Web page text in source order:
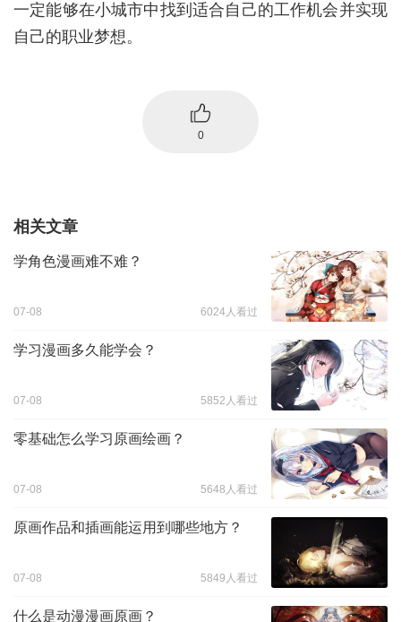
一定能够在小城市中找到适合自己的工作机会并实现
自己的职业梦想。
0
相关文章
学角色漫画难不难？
07-08 6024人看过
学习漫画多久能学会？
07-08 5852人看过
零基础怎么学习原画绘画？
07-08 5648人看过
原画作品和插画能运用到哪些地方？
07-08 5849人看过
什么是动漫漫画原画？